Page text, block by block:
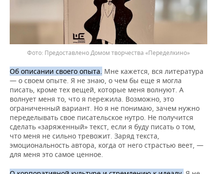
Предоставлено Домом творчества «Переделкино»
Об описании своего опыта. Мне кажется, вся литература
— о своем опыте. Я не знаю, о чем бы еще я могла
писать, кроме тех вещей, которые меня волнуют. А
волнует меня то, что я пережила. Возможно, это
ограниченный вариант. Но я не понимаю, зачем нужно
переделывать свое писательское нутро. Не получится
сделать «заряженный» текст, если я буду писать о том,
что меня не сильно тревожит. Заряд текста,
эмоциональность автора, когда от него страстью веет, —
для меня это самое ценное.